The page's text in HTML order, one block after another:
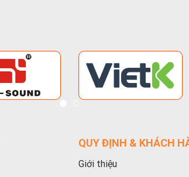
QUY ĐỊNH & KHÁCH
Giới thiệu